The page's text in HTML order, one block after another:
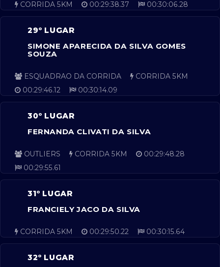
CORRIDA 5KM 00:29:38.37 00:30:06.28
29º LUGAR
SIMONE APARECIDA DA SILVA GOMES
SOUZA
ESQUADRAO DA CORRIDA
CORRIDA 5KM
00:29:46.12
00:30:14.09
30º LUGAR
FERNANDA CLIVATI DA SILVA
OUTLIERS CORRIDA 5KM
00:29:48.28
00:29:55.61
31º LUGAR
FRANCIELY JACO DA SILVA
CORRIDA 5KM 00:29:50.22 00:30:15.64
32º LUGAR